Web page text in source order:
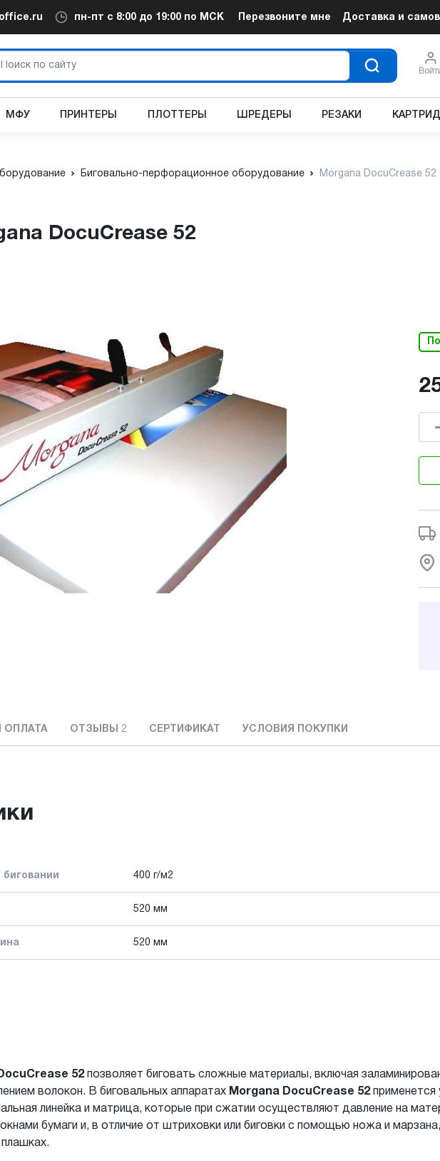
пн-пт с 8:00 до 19:00 по МСК Перезвоните мне Доставка и
МФУ ПРИНТЕРЫ ПЛОТТЕРЫ ШРЕДЕРЫ РЕЗАКИ
Биговально-перфорационное оборудование Morgana DocuCrease 52
DocuCrease 52
ОПЛАТА ОТЗЫВЫ 2 СЕРТИФИКАТ УСЛОВИЯ ПОКУПКИ
400 г/м2
520 мм
520 мм
52позволяет биговать сложные материалы, включая
волокон. В биговальных аппаратах Morgana DocuCrease 52применется
линейка и матрица, которые при сжатии осуществляют давление на
бумаги и, в отличие от штриховки или биговки с помощью ножа и